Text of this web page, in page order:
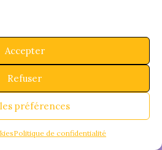
Accepter
Refuser
préférences
Politique de confidentialité